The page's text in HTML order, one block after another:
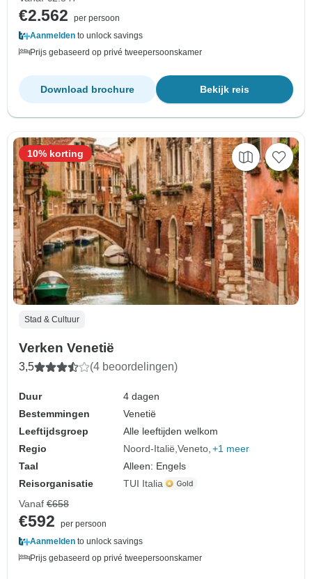
€2.562
per persoon
Aanmelden to unlock savings
Prijs gebaseerd op privé tweepersoonskamer
Bekijk reis
Download brochure
Stad & Cultuur
Verken Venetië
3,5 (4 beoordelingen)
Duur
4 dagen
Bestemmingen
Venetië
Leeftijdsgroep
Alle leeftijden welkom
Regio
Noord-Italië Veneto +1 meer
Taal
Alleen: Engels
Reisorganisatie
TUI Italia
10% korting
Vanaf €658
€592
per persoon
Aanmelden to unlock savings
Prijs gebaseerd op privé tweepersoonskamer